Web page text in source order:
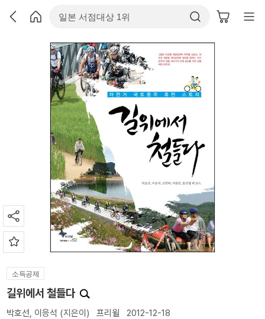
소득공제
길위에서 철들다
박호선, 이응석 (지은이) 프리윌 2012-12-18